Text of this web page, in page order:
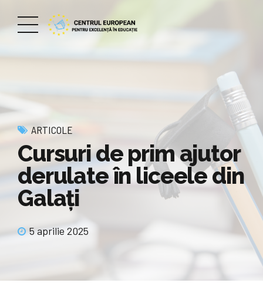
ARTICOLE
Cursuri de prim ajutor
derulate în liceele din
Galați
5 aprilie 2025